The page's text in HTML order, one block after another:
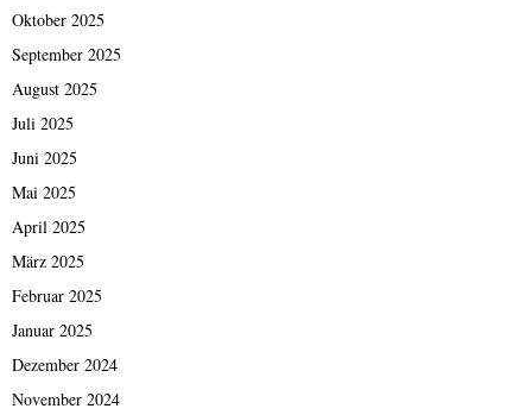
Oktober 2025
September 2025
August 2025
Juli 2025
Juni 2025
Mai 2025
April 2025
März 2025
Februar 2025
Januar 2025
Dezember 2024
November 2024